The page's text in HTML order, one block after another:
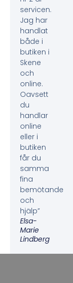
servicen.
Jag har
handlat
både i
butiken i
Skene
och
online.
Oavsett
du
handlar
online
eller i
butiken
får du
samma
fina
bemötande
och
hjälp”
Elsa-
Marie
Lindberg